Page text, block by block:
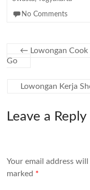
No Comments
← Lowongan
Go
Lowongan Kerja
Leave a Reply
Your email address
marked *